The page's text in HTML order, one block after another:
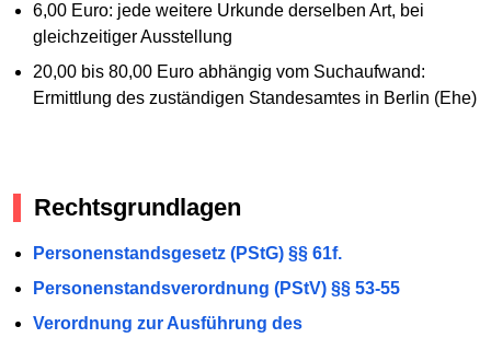
6,00 Euro: jede weitere Urkunde derselben Art, bei
gleichzeitiger Ausstellung
20,00 bis 80,00 Euro abhängig vom Suchaufwand:
Ermittlung des zuständigen Standesamtes in Berlin (Ehe)
Rechtsgrundlagen
Personenstandsgesetz (PStG) §§ 61f.
Personenstandsverordnung (PStV) §§ 53-55
Verordnung zur Ausführung des